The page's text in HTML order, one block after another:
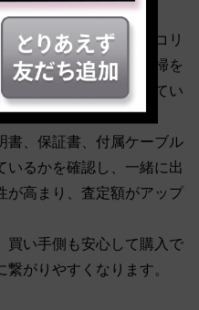
トシンクやファンのホコリ
拭き取るなどの簡易清掃を
くし、丁寧に使用されてい
書、保証書、付属ケーブル
いるかを確認し、一緒に出
が高まり、査定額がアップ
買い手側も安心して購入で
がりやすくなります。